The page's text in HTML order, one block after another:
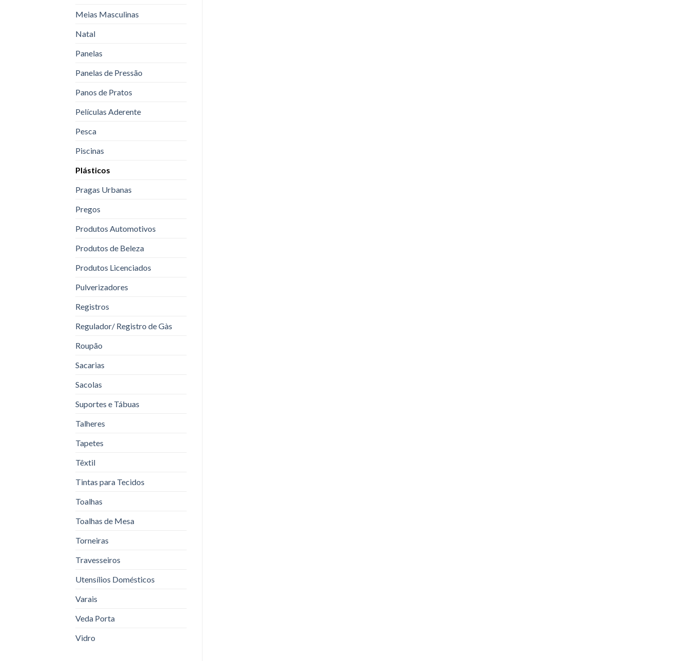
Meias Masculinas
Natal
Panelas
Panelas de Pressão
Panos de Pratos
Películas Aderente
Pesca
Piscinas
Plásticos
Pragas Urbanas
Pregos
Produtos Automotivos
Produtos de Beleza
Produtos Licenciados
Pulverizadores
Registros
Regulador/ Registro de Gàs
Roupão
Sacarias
Sacolas
Suportes e Tábuas
Talheres
Tapetes
Têxtil
Tintas para Tecidos
Toalhas
Toalhas de Mesa
Torneiras
Travesseiros
Utensílios Domésticos
Varais
Veda Porta
Vidro